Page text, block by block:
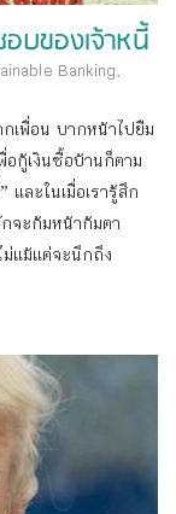
บของเจ้าหนี้
Banking,
กเพื่อน บากหน้าไปยืม
กู้เงินซื้อบ้านก็ตาม
และในเมื่อเรารู้สึก
จะก้มหน้าก้มตา
ม่แม้แต่จะนึกถึง